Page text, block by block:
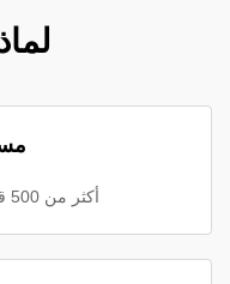
أكثر من 500 قماش متوفر في المخزون